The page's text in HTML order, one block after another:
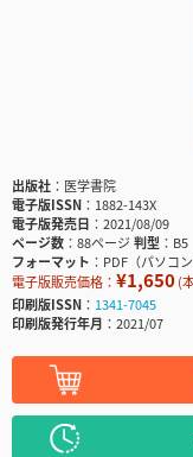
出版社
医学書院
電子版ISSN
1882-143X
電子版発売日
2021/08/09
ページ数
88ページ判型
B5
フォーマット
PDF（パソコ
電子版販売価格： ¥1,650(
印刷版ISSN
1341-7045
印刷版発行年月
2021/07